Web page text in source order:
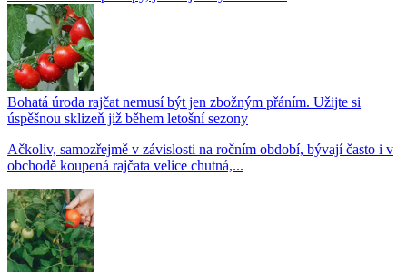
Bohatá úroda rajčat nemusí být jen zbožným přáním. Užijte si
úspěšnou sklizeň již během letošní sezony
Ačkoliv, samozřejmě v závislosti na ročním období, bývají často i v
obchodě koupená rajčata velice chutná,...